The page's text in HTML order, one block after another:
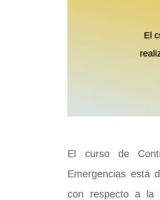
El
El curso de
Emergencias está
con respecto a la